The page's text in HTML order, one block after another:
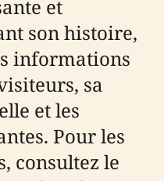
et
son histoire,
informations
sa
et les
Pour les
consultez le